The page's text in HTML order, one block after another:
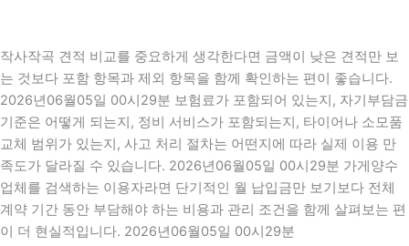
작사작곡 견적 비교를 중요하게 생각한다면 금액이 낮은 견적만 보
는 것보다 포함 항목과 제외 항목을 함께 확인하는 편이 좋습니다.
2026년06월05일 00시29분 보험료가 포함되어 있는지, 자기부담금
기준은 어떻게 되는지, 정비 서비스가 포함되는지, 타이어나 소모품
교체 범위가 있는지, 사고 처리 절차는 어떤지에 따라 실제 이용 만
족도가 달라질 수 있습니다. 2026년06월05일 00시29분 가게양수
업체를 검색하는 이용자라면 단기적인 월 납입금만 보기보다 전체
계약 기간 동안 부담해야 하는 비용과 관리 조건을 함께 살펴보는 편
이 더 현실적입니다. 2026년06월05일 00시29분